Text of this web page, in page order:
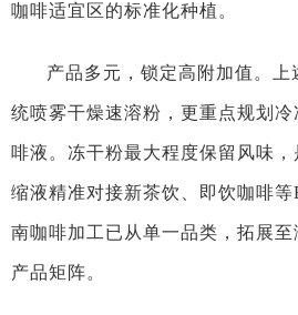
咖啡适宜区的标准化种植。
产品多元，锁定高附加值。
统喷雾干燥速溶粉，更重点规划
啡液。冻干粉最大程度保留风味
缩液精准对接新茶饮、即饮咖啡
南咖啡加工已从单一品类，拓展
产品矩阵。